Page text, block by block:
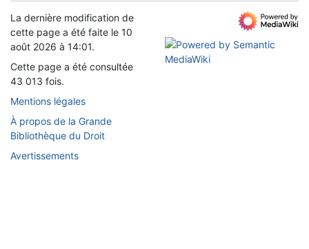
La dernière modification de
cette page a été faite le 10
août 2026 à 14:01.
Cette page a été consultée
43 013 fois.
Mentions légales
À propos de la Grande
Bibliothèque du Droit
Avertissements